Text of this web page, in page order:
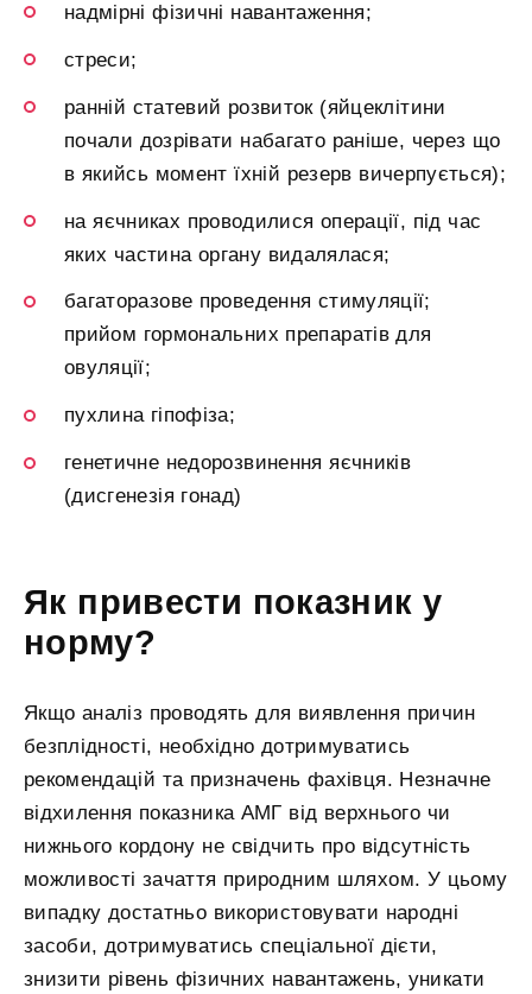
надмірні фізичні навантаження;
стреси;
ранній статевий розвиток (яйцеклітини
почали дозрівати набагато раніше, через що
в якийсь момент їхній резерв вичерпується);
на яєчниках проводилися операції, під час
яких частина органу видалялася;
багаторазове проведення стимуляції;
прийом гормональних препаратів для
овуляції;
пухлина гіпофіза;
генетичне недорозвинення яєчників
(дисгенезія гонад)
Як привести показник у
норму?
Якщо аналіз проводять для виявлення причин
безплідності, необхідно дотримуватись
рекомендацій та призначень фахівця. Незначне
відхилення показника АМГ від верхнього чи
нижнього кордону не свідчить про відсутність
можливості зачаття природним шляхом. У цьому
випадку достатньо використовувати народні
засоби, дотримуватись спеціальної дієти,
знизити рівень фізичних навантажень, уникати